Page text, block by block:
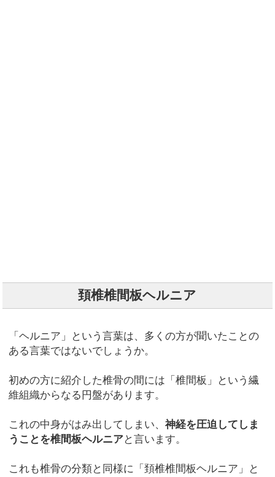
頚椎椎間板ヘルニア
「ヘルニア」という言葉は、多くの方が聞いたことの
ある言葉ではないでしょうか。
初めの方に紹介した椎骨の間には「椎間板」という繊
維組織からなる円盤があります。
これの中身がはみ出してしまい、神経を圧迫してしま
うことを椎間板ヘルニアと言います。
これも椎骨の分類と同様に「頚椎椎間板ヘルニア」と